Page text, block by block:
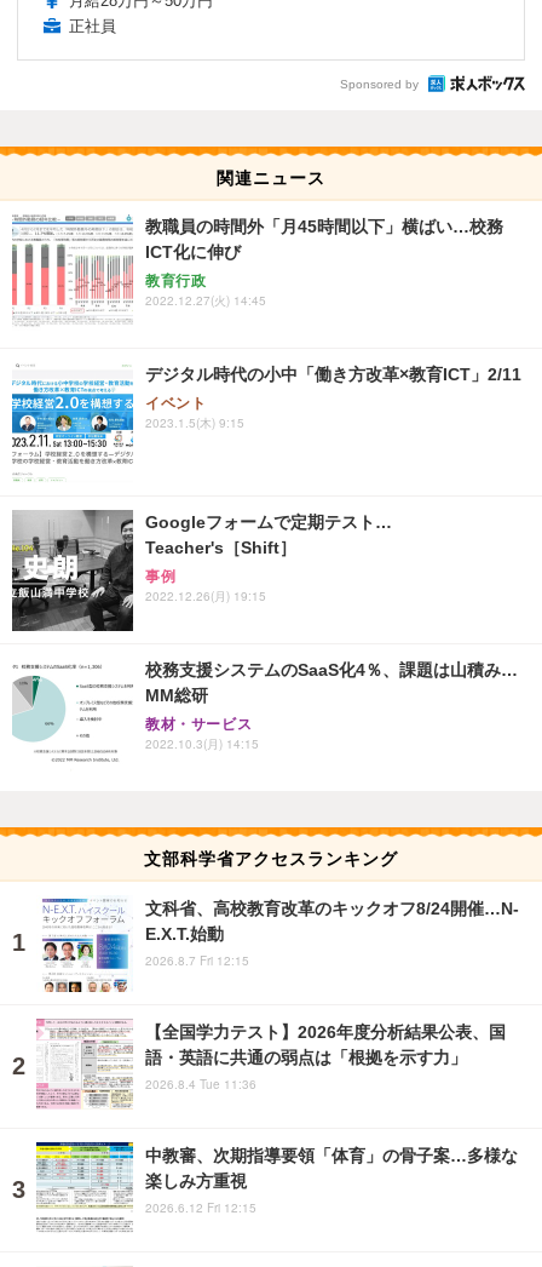
正社員
Sponsored by
関連ニュース
教職員の時間外「月45時間以下」横ばい…校務
ICT化に伸び
教育行政
2022.12.27(火) 14:45
デジタル時代の小中「働き方改革×教育ICT」2/11
イベント
2023.1.5(木) 9:15
Googleフォームで定期テスト…
Teacher's［Shift］
事例
2022.12.26(月) 19:15
校務支援システムのSaaS化4％、課題は山積み…
MM総研
教材・サービス
2022.10.3(月) 14:15
文部科学省アクセスランキング
文科省、高校教育改革のキックオフ8/24開催…N-
E.X.T.始動
2026.8.7 Fri 12:15
【全国学力テスト】2026年度分析結果公表、国
語・英語に共通の弱点は「根拠を示す力」
2026.8.4 Tue 11:36
中教審、次期指導要領「体育」の骨子案…多様な
楽しみ方重視
2026.6.12 Fri 12:15